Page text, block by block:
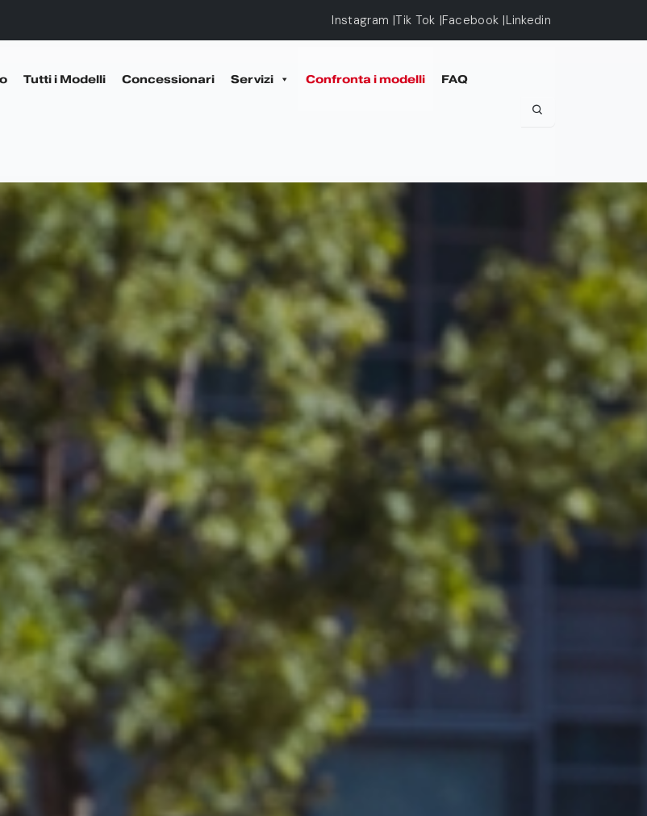
Instagram Tik Tok Facebook Linkedin
Tutti i Modelli Concessionari Servizi Confronta i modelli FAQ